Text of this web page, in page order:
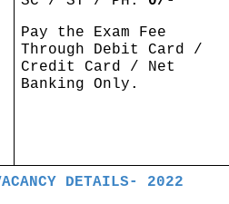
Pay the Exam Fee
Through Debit Card /
Credit Card / Net
Banking Only.
DETAILS- 2022